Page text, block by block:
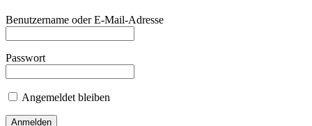
Benutzername oder E-Mail-Adresse
Passwort
Angemeldet bleiben